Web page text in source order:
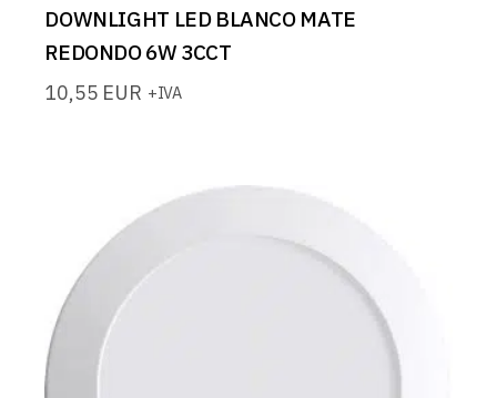
DOWNLIGHT LED BLANCO MATE
REDONDO 6W 3CCT
10,55 EUR +IVA